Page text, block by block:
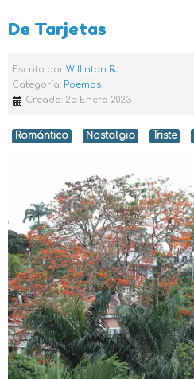
De Tarjetas
Escrito por Willinton RJ
Categoría: Poemas
Creado: 25 Enero 2023
Romántico Nostalgia Triste